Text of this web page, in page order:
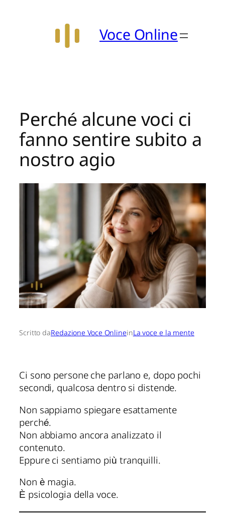
Voce Online
Perché alcune voci ci
fanno sentire subito a
nostro agio
Scritto daRedazione Voce OnlineinLa voce e la mente
Ci sono persone che parlano e, dopo pochi
secondi, qualcosa dentro si distende.
Non sappiamo spiegare esattamente
perché.
Non abbiamo ancora analizzato il
contenuto.
Eppure ci sentiamo più tranquilli.
Non è magia.
È psicologia della voce.